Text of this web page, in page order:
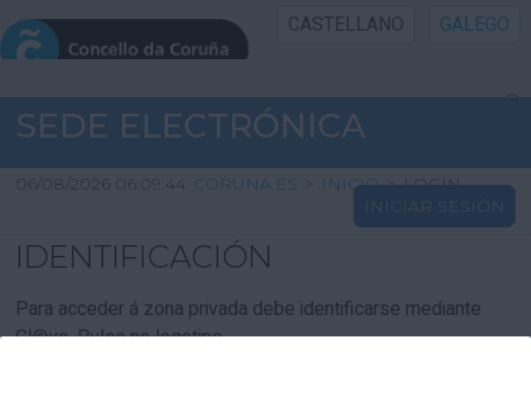
CASTELLANO GALEGO
INICIO SEDE
INICIO
INFORMACIÓN PÚBLICA
CARTAFOL CIDADÁN
SEDE ELECTRÓNICA
06/08/2026 06:09:44 CORUNA.ES > INICIO > LOGIN
INICIAR SESIÓN
IDENTIFICACIÓN
Para acceder á zona privada debe identificarse mediante
Cl@ve. Pulse no logotipo